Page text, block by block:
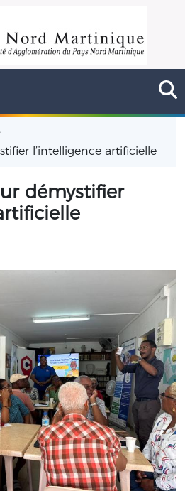
l’intelligence artificielle
démystifier